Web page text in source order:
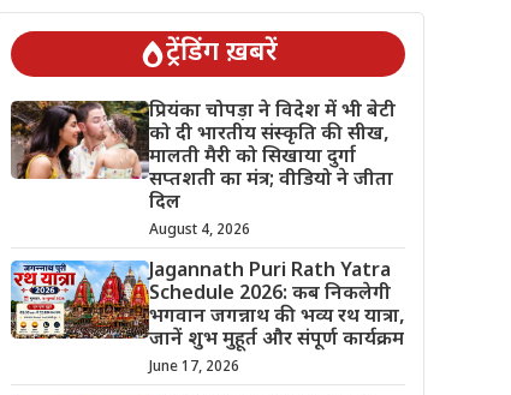
ट्रेंडिंग ख़बरें
प्रियंका चोपड़ा ने विदेश में भी बेटी
को दी भारतीय संस्कृति की सीख,
मालती मैरी को सिखाया दुर्गा
सप्तशती का मंत्र; वीडियो ने जीता
दिल
August 4, 2026
Jagannath Puri Rath Yatra
Schedule 2026: कब निकलेगी
भगवान जगन्नाथ की भव्य रथ यात्रा,
जानें शुभ मुहूर्त और संपूर्ण कार्यक्रम
June 17, 2026